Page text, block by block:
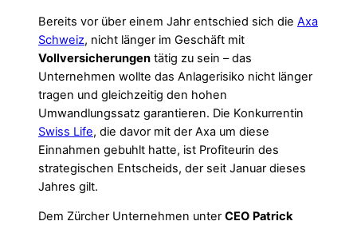
Bereits vor über einem Jahr entschied sich die Axa
Schweiz, nicht länger im Geschäft mit
Vollversicherungen tätig zu sein – das
Unternehmen wollte das Anlagerisiko nicht länger
tragen und gleichzeitig den hohen
Umwandlungssatz garantieren. Die Konkurrentin
Swiss Life, die davor mit der Axa um diese
Einnahmen gebuhlt hatte, ist Profiteurin des
strategischen Entscheids, der seit Januar dieses
Jahres gilt.
Dem Zürcher Unternehmen unter CEO Patrick